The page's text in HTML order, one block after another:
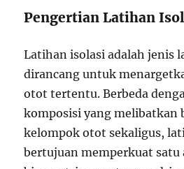
Pengertian Latihan
Latihan isolasi adalah jenis
dirancang untuk
otot tertentu. Berbeda
komposisi yang melibatkan
kelompok otot sekaligus,
bertujuan memperkuat satu